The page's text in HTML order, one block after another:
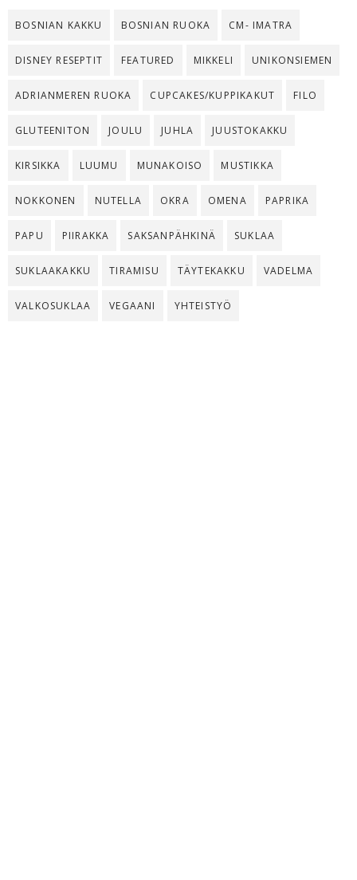
BOSNIAN KAKKU BOSNIAN RUOKA CM- IMATRA
DISNEY RESEPTIT FEATURED MIKKELI UNIKONSIEMEN
ADRIANMEREN RUOKA CUPCAKES/KUPPIKAKUT FILO
GLUTEENITON JOULU JUHLA JUUSTOKAKKU
KIRSIKKA LUUMU MUNAKOISO MUSTIKKA
NOKKONEN NUTELLA OKRA OMENA PAPRIKA
PAPU PIIRAKKA SAKSANPÄHKINÄ SUKLAA
SUKLAAKAKKU TIRAMISU TÄYTEKAKKU VADELMA
VALKOSUKLAA VEGAANI YHTEISTYÖ